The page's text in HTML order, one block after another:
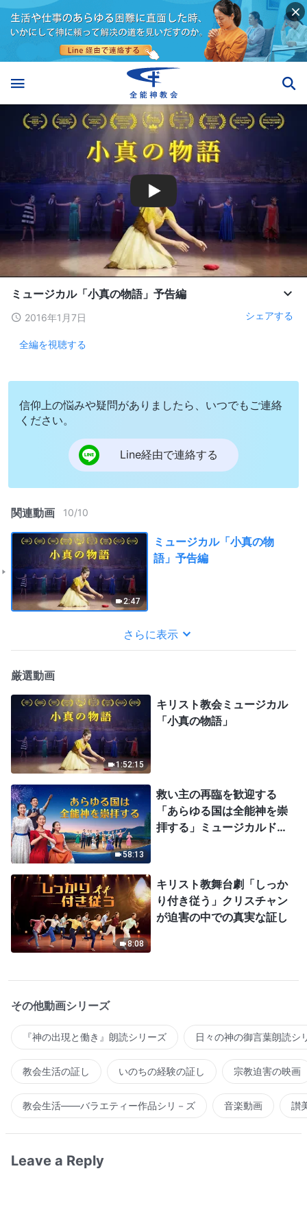
ミュージカル「小真の物語」予告編
2016年1月7日 シェアする
全編を視聴する
信仰上の悩みや疑問がありましたら、いつでもご連絡
ください。
Line経由で連絡する
関連動画 10/10
2:47
ミュージカル「小真の物
語」予告編
さらに表示
厳選動画
1:52:15
キリスト教会ミュージカル
「小真の物語」
58:13
救い主の再臨を歓迎する
「あらゆる国は全能神を崇
拝する」ミュージカルドラ
8:08
キリスト教舞台劇「しっか
り付き従う」クリスチャン
が迫害の中での真実な証し
その他動画シリーズ
『神の出現と働き』朗読シリーズ 日々の神の御言葉朗読シ
教会生活の証し いのちの経験の証し 宗教迫害の映画
教会生活――バラエティー作品シリ－ズ 音楽動画 讃
Leave a Reply